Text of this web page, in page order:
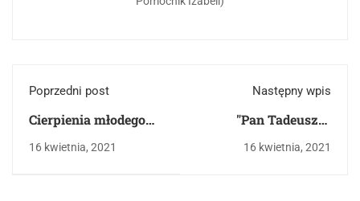
Poprzedni post
Cierpienia młodego
Wertera
16 kwietnia, 2021
Następny wpis
"Pan Tadeusz" -
ogólne informacje,
16 kwietnia, 2021